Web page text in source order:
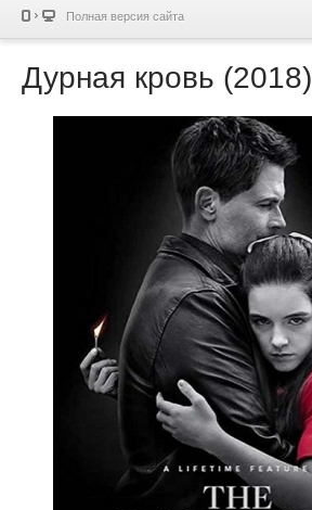
Полная версия сайта
Дурная кровь (2018)